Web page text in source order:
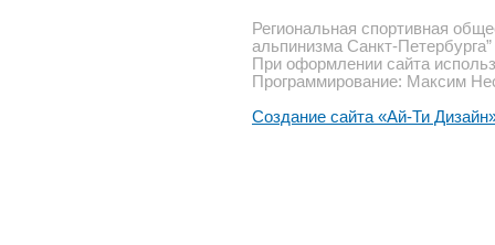
Региональная спортивная
альпинизма Санкт-Петербурга”
При оформлении сайта
Программирование: Максим
Создание сайта «Ай-Ти